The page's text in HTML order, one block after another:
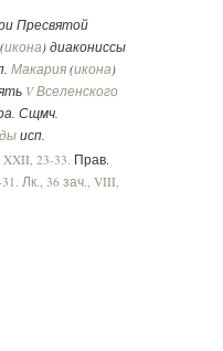
Пресвятой
(икона) диакониссы
Макария (икона)
V Вселенского
Сщмч.
исп.
23-33. Прав.
Лк., 36 зач., VIII,